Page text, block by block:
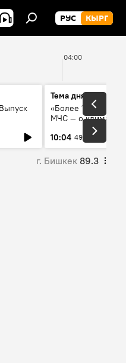
РУС КЫРГ
04:00
Тема дня
«Более 1200 сёл в
МЧС — о климате,
системе
населения
10:04 49 мин
г. Бишкек 89.3